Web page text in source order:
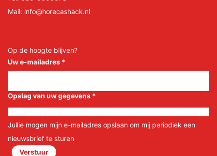
Mail: info@horecashack.nl
Op de hoogte blijven?
Uw e-mailadres *
Opslag van uw gegevens *
Jullie mogen mijn e-mailadres opslaan om mij periodiek een
nieuwsbrief te sturen
Verstuur